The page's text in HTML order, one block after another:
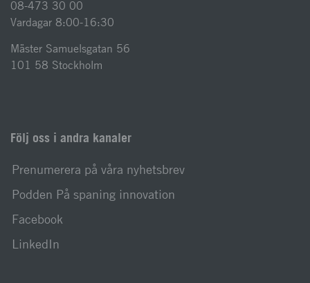
08-473 30 00
Vardagar 8:00-16:30
Mäster Samuelsgatan 56
101 58 Stockholm
Följ oss i andra kanaler
Prenumerera på våra nyhetsbrev
Podden På spaning innovation
Facebook
LinkedIn